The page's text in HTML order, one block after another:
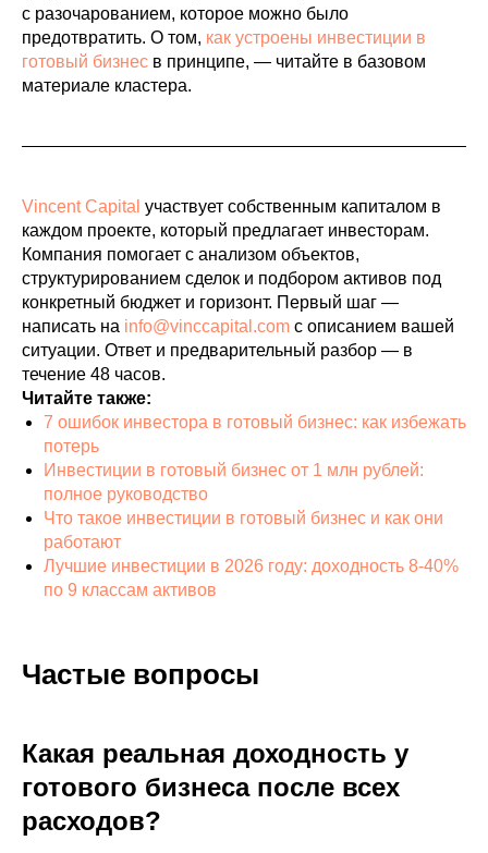
с разочарованием, которое можно было
предотвратить. О том, как устроены инвестиции в
готовый бизнес в принципе, — читайте в базовом
материале кластера.
Vincent Capital участвует собственным капиталом в
каждом проекте, который предлагает инвесторам.
Компания помогает с анализом объектов,
структурированием сделок и подбором активов под
конкретный бюджет и горизонт. Первый шаг —
написать на info@vinccapital.com с описанием вашей
ситуации. Ответ и предварительный разбор — в
течение 48 часов.
Читайте также:
7 ошибок инвестора в готовый бизнес: как избежать
потерь
Инвестиции в готовый бизнес от 1 млн рублей:
полное руководство
Что такое инвестиции в готовый бизнес и как они
работают
Лучшие инвестиции в 2026 году: доходность 8-40%
по 9 классам активов
Частые вопросы
Какая реальная доходность у
готового бизнеса после всех
расходов?